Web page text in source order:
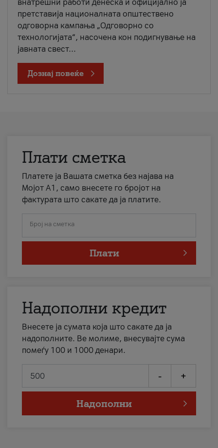
внатрешни работи денеска и официјално ја
претставија националната општествено
одговорна кампања „Одговорно со
технологијата“, насочена кон подигнување на
јавната свест...
Дознај повеќе
Плати сметка
Платете ја Вашата сметка без најава на
Мојот А1, само внесете го бројот на
фактурата што сакате да ја платите.
Број на сметка
Плати
Надополни кредит
Внесете ја сумата која што сакате да ја
надополните. Ве молиме, внесувајте сума
помеѓу 100 и 1000 денари.
- +
Надополни